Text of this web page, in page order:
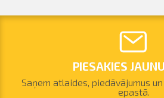
PIESAKIES
Saņem atlaides, piedāvājumus
epastā.